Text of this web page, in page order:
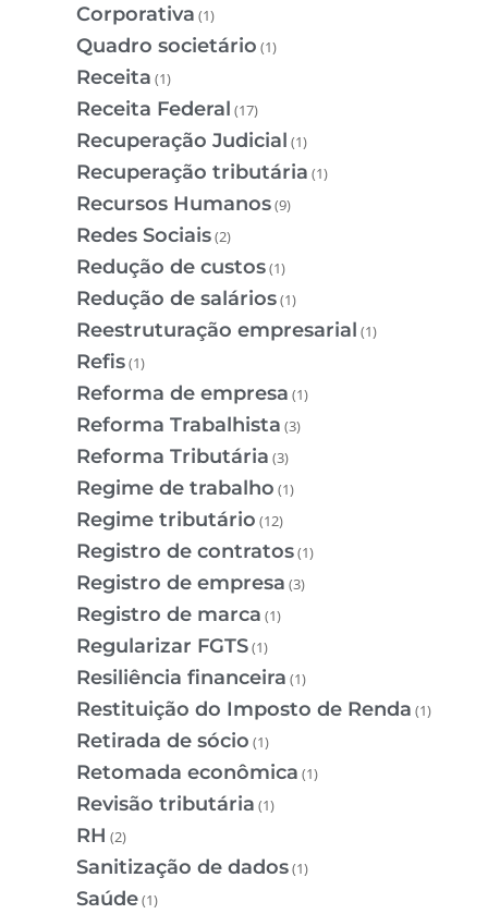
Corporativa (1)
Quadro societário (1)
Receita (1)
Receita Federal (17)
Recuperação Judicial (1)
Recuperação tributária (1)
Recursos Humanos(9)
Redes Sociais(2)
Redução de custos(1)
Redução de salários(1)
Reestruturação empresarial (1)
Refis(1)
Reforma de empresa (1)
Reforma Trabalhista (3)
Reforma Tributária (3)
Regime de trabalho (1)
Regime tributário (12)
Registro de contratos(1)
Registro de empresa (3)
Registro de marca (1)
Regularizar FGTS(1)
Resiliência financeira (1)
Restituição do Imposto de Renda (1)
Retirada de sócio (1)
Retomada econômica (1)
Revisão tributária (1)
RH (2)
Sanitização de dados(1)
Saúde(1)